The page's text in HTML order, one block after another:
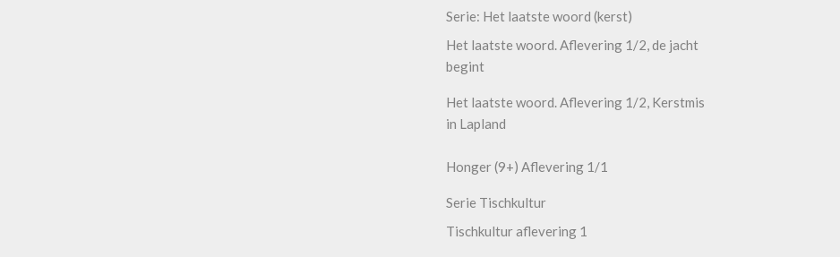
Serie: Het laatste woord (kerst)
Het laatste woord. Aflevering 1/2, de jacht
begint
Het laatste woord. Aflevering 1/2, Kerstmis
in Lapland
Honger (9+) Aflevering 1/1
Serie Tischkultur
Tischkultur aflevering 1